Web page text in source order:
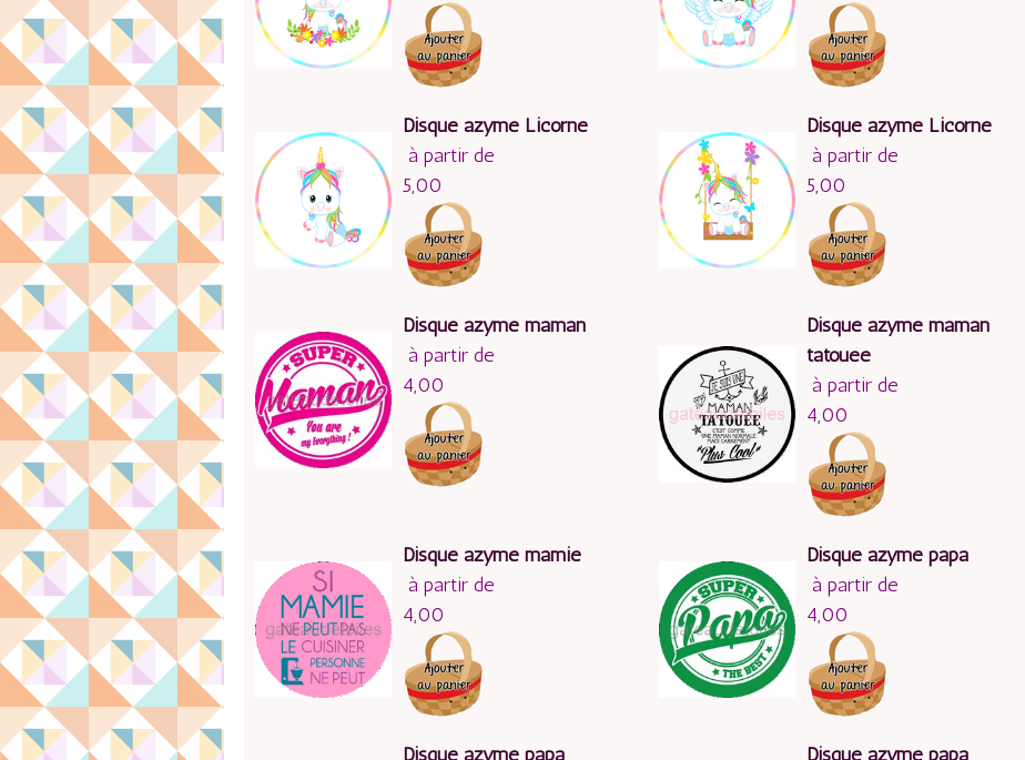
Disque azyme Licorne
à partir de
5,00
Disque azyme Licorne
à partir de
5,00
Disque azyme maman
à partir de
4,00
Disque azyme maman
tatouée
à partir de
4,00
Disque azyme mamie
à partir de
4,00
Disque azyme papa
à partir de
4,00
Disque azyme papa Disque azyme papa